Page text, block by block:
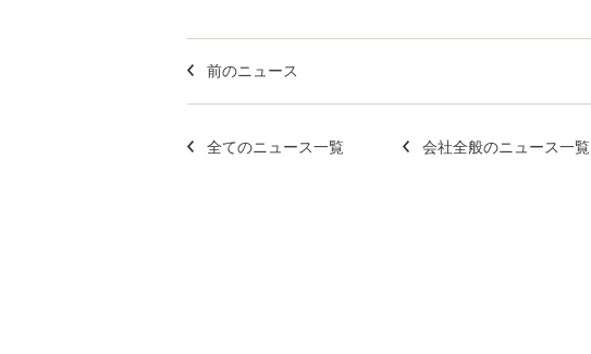
前のニュース
全てのニュース一覧 会社全般のニュース一覧